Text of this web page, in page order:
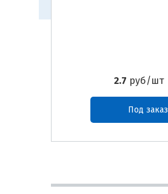
2.7 руб/шт
Под заказ